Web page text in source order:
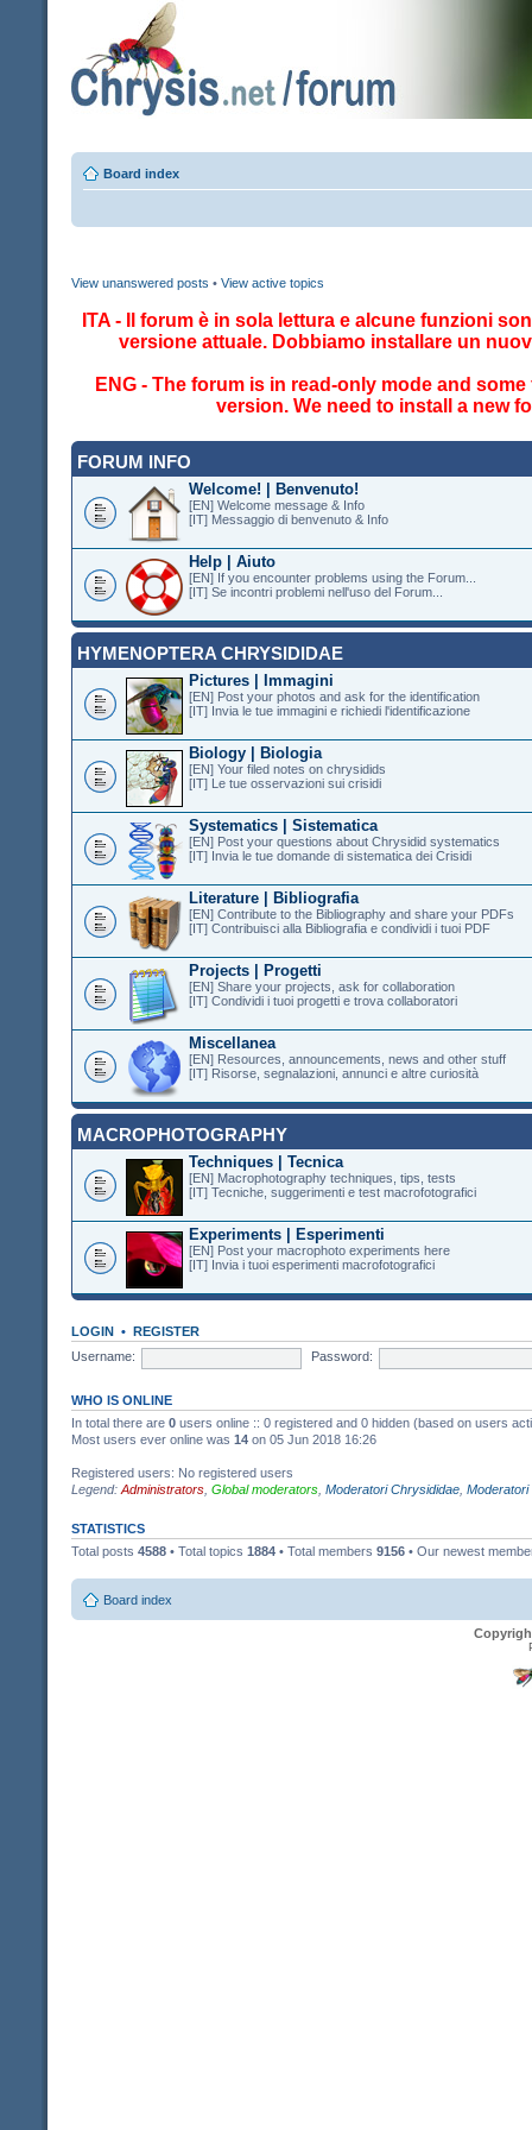
Board index
View unanswered posts • View active topics
ITA - Il forum è in sola lettura e alcune funzioni
versione attuale. Dobbiamo installare un
ENG - The forum is in read-only mode and
version. We need to install a new
FORUM INFO
Welcome! | Benvenuto!
[EN] Welcome message & Info
[IT] Messaggio di benvenuto & Info
Help | Aiuto
[EN] If you encounter problems using the Forum...
[IT] Se incontri problemi nell'uso del Forum...
HYMENOPTERA CHRYSIDIDAE
Pictures | Immagini
[EN] Post your photos and ask for the identification
[IT] Invia le tue immagini e richiedi l'identificazione
Biology | Biologia
[EN] Your filed notes on chrysidids
[IT] Le tue osservazioni sui crisidi
Systematics | Sistematica
[EN] Post your questions about Chrysidid systematics
[IT] Invia le tue domande di sistematica dei Crisidi
Literature | Bibliografia
[EN] Contribute to the Bibliography and share your PDFs
[IT] Contribuisci alla Bibliografia e condividi i tuoi PDF
Projects | Progetti
[EN] Share your projects, ask for collaboration
[IT] Condividi i tuoi progetti e trova collaboratori
Miscellanea
[EN] Resources, announcements, news and other stuff
[IT] Risorse, segnalazioni, annunci e altre curiosità
MACROPHOTOGRAPHY
Techniques | Tecnica
[EN] Macrophotography techniques, tips, tests
[IT] Tecniche, suggerimenti e test macrofotografici
Experiments | Esperimenti
[EN] Post your macrophoto experiments here
[IT] Invia i tuoi esperimenti macrofotografici
LOGIN • REGISTER
Username:
Password:
WHO IS ONLINE
In total there are 0 users online :: 0 registered and 0 hidden (based on users
Most users ever online was 14 on 05 Jun 2018 16:26
Registered users: No registered users
Legend: Administrators Global moderators Moderatori Chrysididae
STATISTICS
Total posts 4588 • Total topics 1884 • Total members 9156 • Our newest
Board index